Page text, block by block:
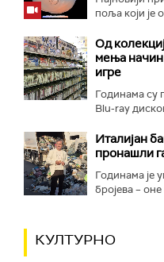
поља који је
Од
мења
игре
Годинама су
Blu-ray
Италијан
пронашли
Годинама је
бројева – оне
КУЛТУРНО